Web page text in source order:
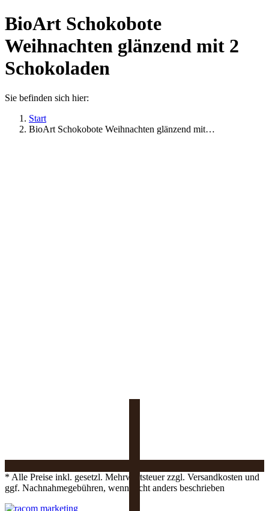
BioArt Schokobote
Weihnachten glänzend mit 2
Schokoladen
Sie befinden sich hier:
Start
BioArt Schokobote Weihnachten glänzend mit…
* Alle Preise inkl. gesetzl. Mehrwertsteuer zzgl. Versandkosten und
ggf. Nachnahmegebühren, wenn nicht anders beschrieben